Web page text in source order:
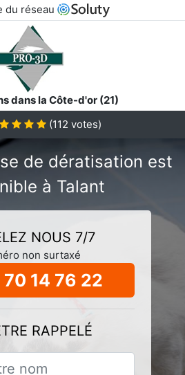
du réseau
dans la Côte-d'or (21)
(112 votes)
de dératisation est
à Talant
NOUS 7/7
non surtaxé
14 76 22
RAPPELÉ